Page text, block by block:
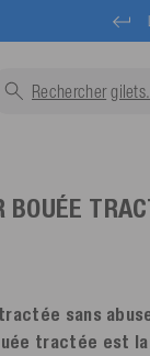
Rechercher gilets
BOUÉE
sans
tractée est